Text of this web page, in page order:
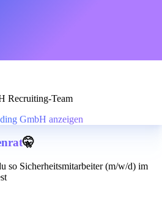
Recruiting-Team
GmbH anzeigen
🤫
so Sicherheitsmitarbeiter (m/w/d) im